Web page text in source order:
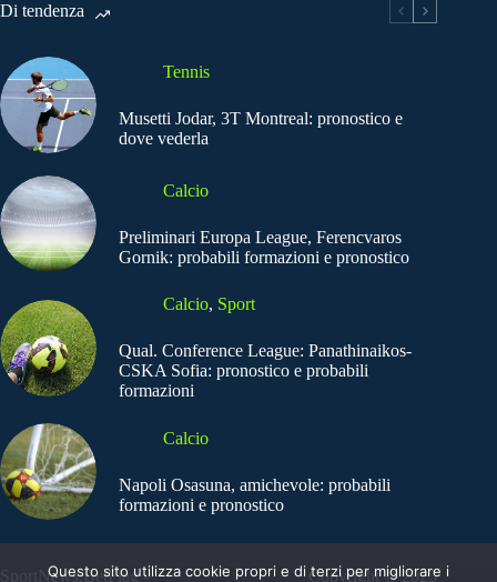
Di tendenza
Tennis
Musetti Jodar, 3T Montreal: pronostico e
dove vederla
Calcio
Preliminari Europa League, Ferencvaros
Gornik: probabili formazioni e pronostico
Calcio, Sport
Qual. Conference League: Panathinaikos-
CSKA Sofia: pronostico e probabili
formazioni
Calcio
Napoli Osasuna, amichevole: probabili
formazioni e pronostico
SportNews.BetFlag - Copyright © 2025
Questo sito utilizza cookie propri e di terzi per migliorare i